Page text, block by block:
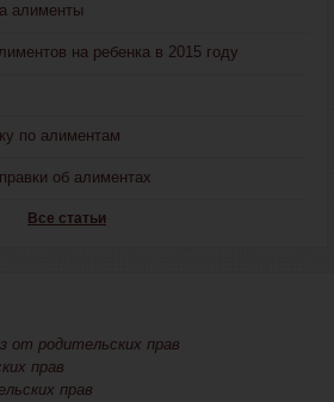
алименты
на ребенка в 2015 году
по алиментам
об алиментах
Все статьи
от родительских прав
прав
прав